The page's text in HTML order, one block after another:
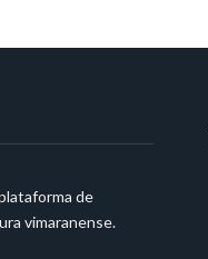
de
vimaranense.